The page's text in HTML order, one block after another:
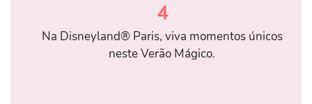
4
Na Disneyland® Paris, viva momentos únicos
neste Verão Mágico.